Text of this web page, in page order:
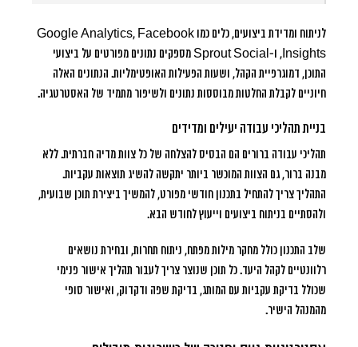
לניתוח ומדידת ביצועים, כלים כמו Google Analytics, Facebook
Insights, ו-Sprout Social מספקים נתונים מפורטים על ביצועי
התוכן, דמוגרפיית הקהל, ושעות הפעילות האופטימליות. הנתונים האלה
חיוניים לקבלת החלטות מבוססות נתונים ולשיפור מתמיד של האסטרטגיה.
בניית תהליכי עבודה יעילים ומדידים
תהליכי עבודה ברורים הם הבסיס להצלחה של כל צוות מדיה חברתית. ללא
מבנה ברור, גם הצוות המוכשר ביותר יתקשה להשיג תוצאות עקביות.
התהליך צריך להתחיל בתכנון חודשי מפורט, להמשיך ביצירת תוכן שבועית,
ולהסתיים בניתוח ביצועים וייעוץ לחודש הבא.
שלב התכנון כולל מחקר מילות מפתח, ניתוח תחרות, ובחירת נושאים
רלוונטיים לקהל היעד. כל תוכן שנוצר צריך לעבור תהליך אישור פנימי
שכולל בדיקת עקביות עם המותג, בדיקת שפה ודקדוק, ואישור סופי
מהמנהל הישיר.